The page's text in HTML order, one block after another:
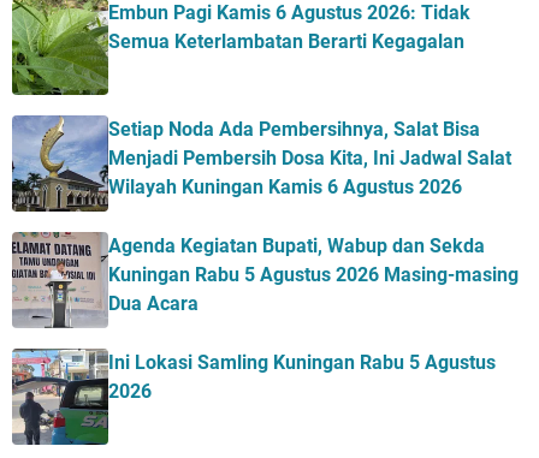
Embun Pagi Kamis 6 Agustus 2026: Tidak
Semua Keterlambatan Berarti Kegagalan
Setiap Noda Ada Pembersihnya, Salat Bisa
Menjadi Pembersih Dosa Kita, Ini Jadwal Salat
Wilayah Kuningan Kamis 6 Agustus 2026
Agenda Kegiatan Bupati, Wabup dan Sekda
Kuningan Rabu 5 Agustus 2026 Masing-masing
Dua Acara
Ini Lokasi Samling Kuningan Rabu 5 Agustus
2026